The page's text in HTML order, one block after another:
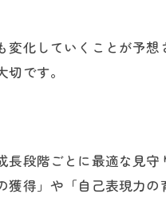
な見守り体制
割について
強化法
家庭と見守りのコツ
化していくことが予
です。
段階ごとに最適な見
得」や「自己表現力の